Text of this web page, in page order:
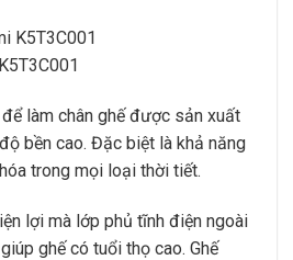
làm chân ghế được sản xuất
bền cao. Đặc biệt là khả năng
trong mọi loại thời tiết.
lợi mà lớp phủ tĩnh điện ngoài
ghế có tuổi thọ cao. Ghế